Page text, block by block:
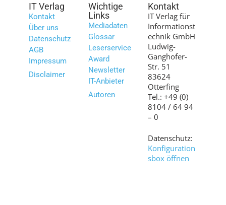
IT Verlag
Kontakt
Über uns
Datenschutz
AGB
Impressum
Disclaimer
Wichtige
Links
Mediadaten
Glossar
Leserservice
Award
Newsletter
IT-Anbieter
Autoren
Kontakt
IT Verlag für
Informationst
echnik GmbH
Ludwig-
Ganghofer-
Str. 51
83624
Otterfing
Tel.: +49 (0)
8104 / 64 94
– 0
Datenschutz:
Konfiguration
sbox öffnen